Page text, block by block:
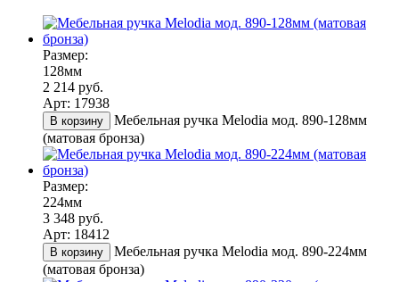
Размер:
128мм
2 214 руб.
Арт: 17938
В корзину
Мебельная ручка Melodia мод. 890-128мм
(матовая бронза)
Размер:
224мм
3 348 руб.
Арт: 18412
В корзину
Мебельная ручка Melodia мод. 890-224мм
(матовая бронза)